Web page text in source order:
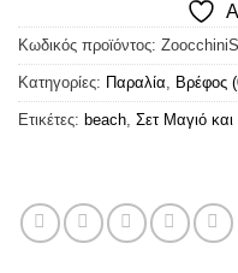
Κωδικός προϊόντος:
Κατηγορίες: Παραλία, Βρέφος
Ετικέτες: beach, Σετ Μαγιό